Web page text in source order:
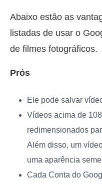
Abaixo estão as
listadas de usar o
de filmes fotográficos.
Prós
Ele pode salvar
Vídeos acima de
redimensionados
Além disso, um
uma aparência
Cada Conta do